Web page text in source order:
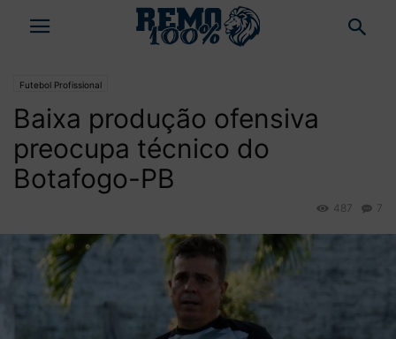
Futebol Profissional
Baixa produção ofensiva
preocupa técnico do
Botafogo-PB
7
487